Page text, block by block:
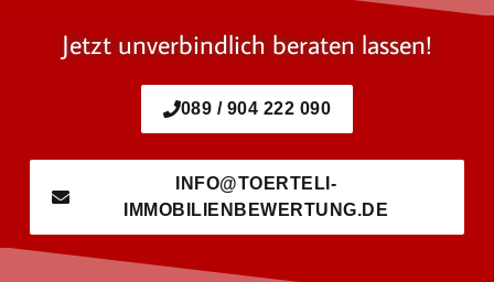
Jetzt unverbindlich beraten lassen!
089 / 904 222 090
INFO@TOERTELI-
IMMOBILIENBEWERTUNG.DE